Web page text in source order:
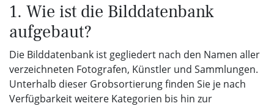
1. Wie ist die Bilddatenbank
aufgebaut?
Die Bilddatenbank ist gegliedert nach den Namen aller
verzeichneten Fotografen, Künstler und Sammlungen.
Unterhalb dieser Grobsortierung finden Sie je nach
Verfügbarkeit weitere Kategorien bis hin zur